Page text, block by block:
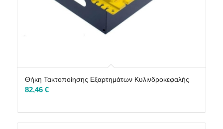
Θήκη Τακτοποίησης Εξαρτημάτων Κυλινδροκεφαλής
82,46 €